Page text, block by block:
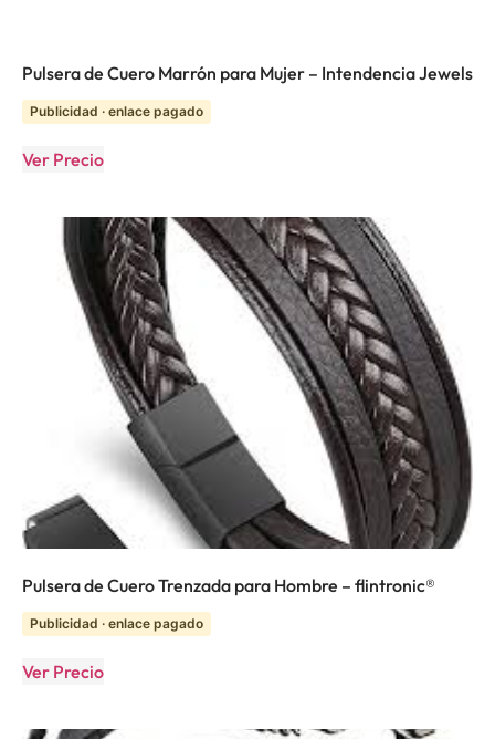
Pulsera de Cuero Marrón para Mujer – Intendencia Jewels
Publicidad · enlace pagado
Ver Precio
Pulsera de Cuero Trenzada para Hombre – flintronic®
Publicidad · enlace pagado
Ver Precio